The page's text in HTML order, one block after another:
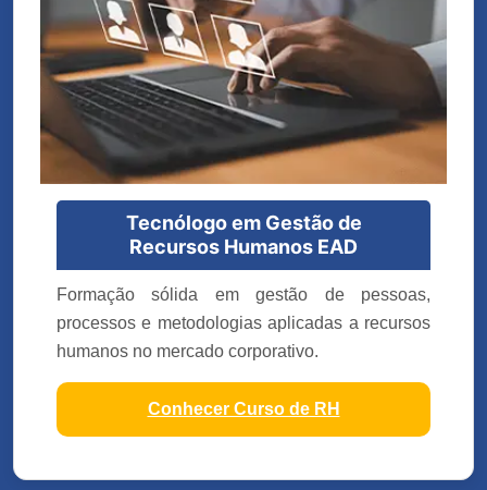
Tecnólogo em Gestão de
Recursos Humanos EAD
Formação sólida em gestão de pessoas,
processos e metodologias aplicadas a recursos
humanos no mercado corporativo.
Conhecer Curso de RH